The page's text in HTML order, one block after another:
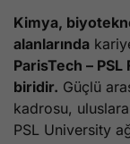
Kimya,
alanlarında
ParisTech –
biridir. Güçlü
kadrosu,
PSL University